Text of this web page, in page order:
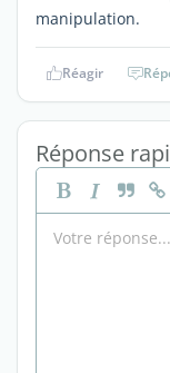
manipulation.
Réagir
Réponse